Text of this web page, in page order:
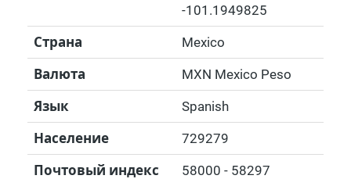
-101.1949825
Страна Mexico
Валюта MXN Mexico Peso
Язык Spanish
Население 729279
Почтовый индекс 58000 - 58297